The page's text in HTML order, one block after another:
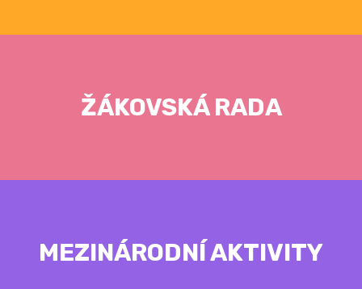
ŽÁKOVSKÁ RADA
MEZINÁRODNÍ AKTIVITY